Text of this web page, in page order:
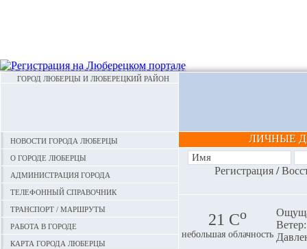
ГОРОД ЛЮБЕРЦЫ И ЛЮБЕРЕЦКИЙ РАЙОН
Новости города Люберцы
О городе Люберцы
Администрация города
Телефонный справочник
Транспорт / маршруты
Работа в городе
Карта города Люберцы
ЛИЧНЫЕ
Регистрация/
21 Сo
небольшая облачность